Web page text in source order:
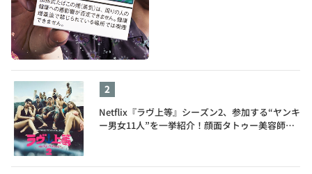
Netflix『ラヴ上等』シーズン2、参加する“ヤンキ
ー男女11人”を一挙紹介！顔面タトゥー美容師、